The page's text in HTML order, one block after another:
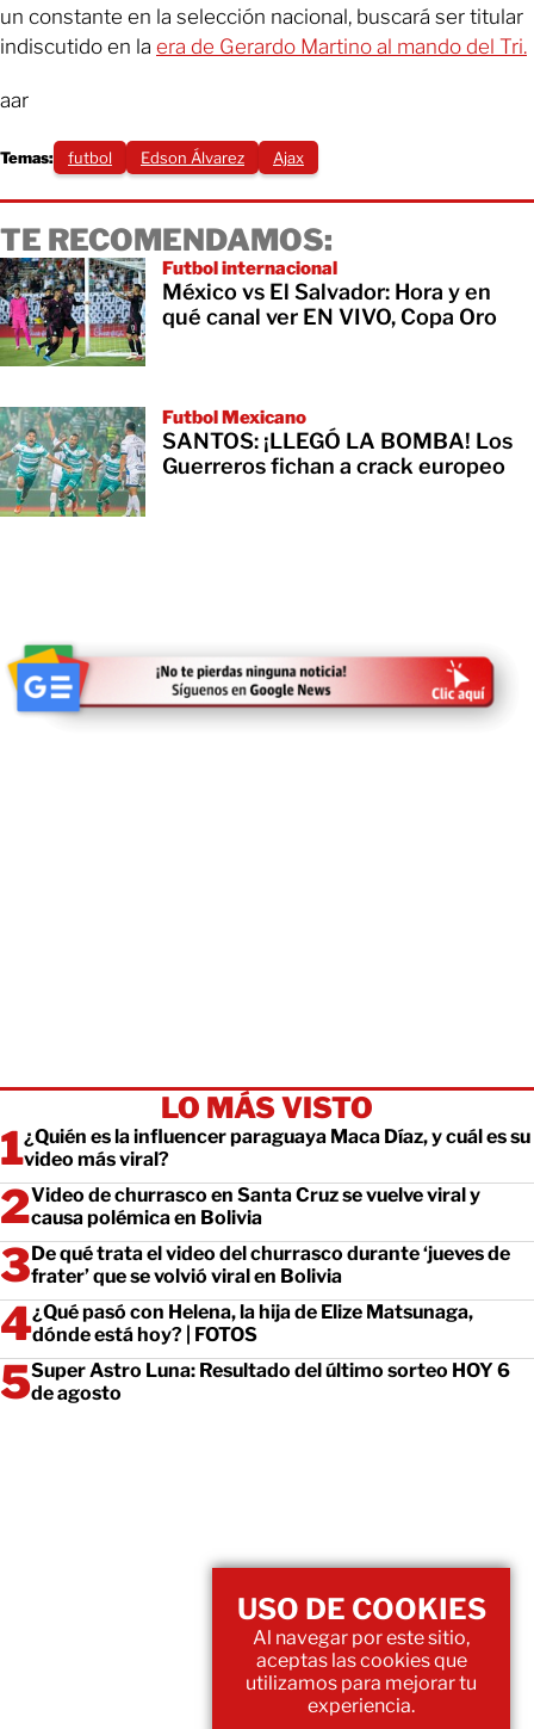
un constante en la selección nacional, buscará ser titular
indiscutido en la era de Gerardo Martino al mando del Tri.
aar
Temas: futbol Edson Álvarez Ajax
TE RECOMENDAMOS:
Futbol internacional
México vs El Salvador: Hora y en
qué canal ver EN VIVO, Copa Oro
Futbol Mexicano
SANTOS: ¡LLEGÓ LA BOMBA! Los
Guerreros fichan a crack europeo
LO MÁS VISTO
¿Quién es la influencer paraguaya Maca Díaz, y cuál es su
video más viral?
Video de churrasco en Santa Cruz se vuelve viral y
causa polémica en Bolivia
De qué trata el video del churrasco durante ‘jueves de
frater’ que se volvió viral en Bolivia
¿Qué pasó con Helena, la hija de Elize Matsunaga,
dónde está hoy? | FOTOS
Super Astro Luna: Resultado del último sorteo HOY 6
de agosto
USO DE COOKIES
Al navegar por este sitio,
aceptas las cookies que
utilizamos para mejorar tu
experiencia.